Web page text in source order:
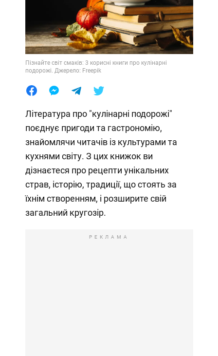
Пізнайте світ смаків: 3 корисні книги про кулінарні
подорожі. Джерело: Freepik
Література про "кулінарні подорожі"
поєднує пригоди та гастрономію,
знайомлячи читачів із культурами та
кухнями світу. З цих книжок ви
дізнаєтеся про рецепти унікальних
страв, історію, традиції, що стоять за
їхнім створенням, і розширите свій
загальний кругозір.
РЕКЛАМА